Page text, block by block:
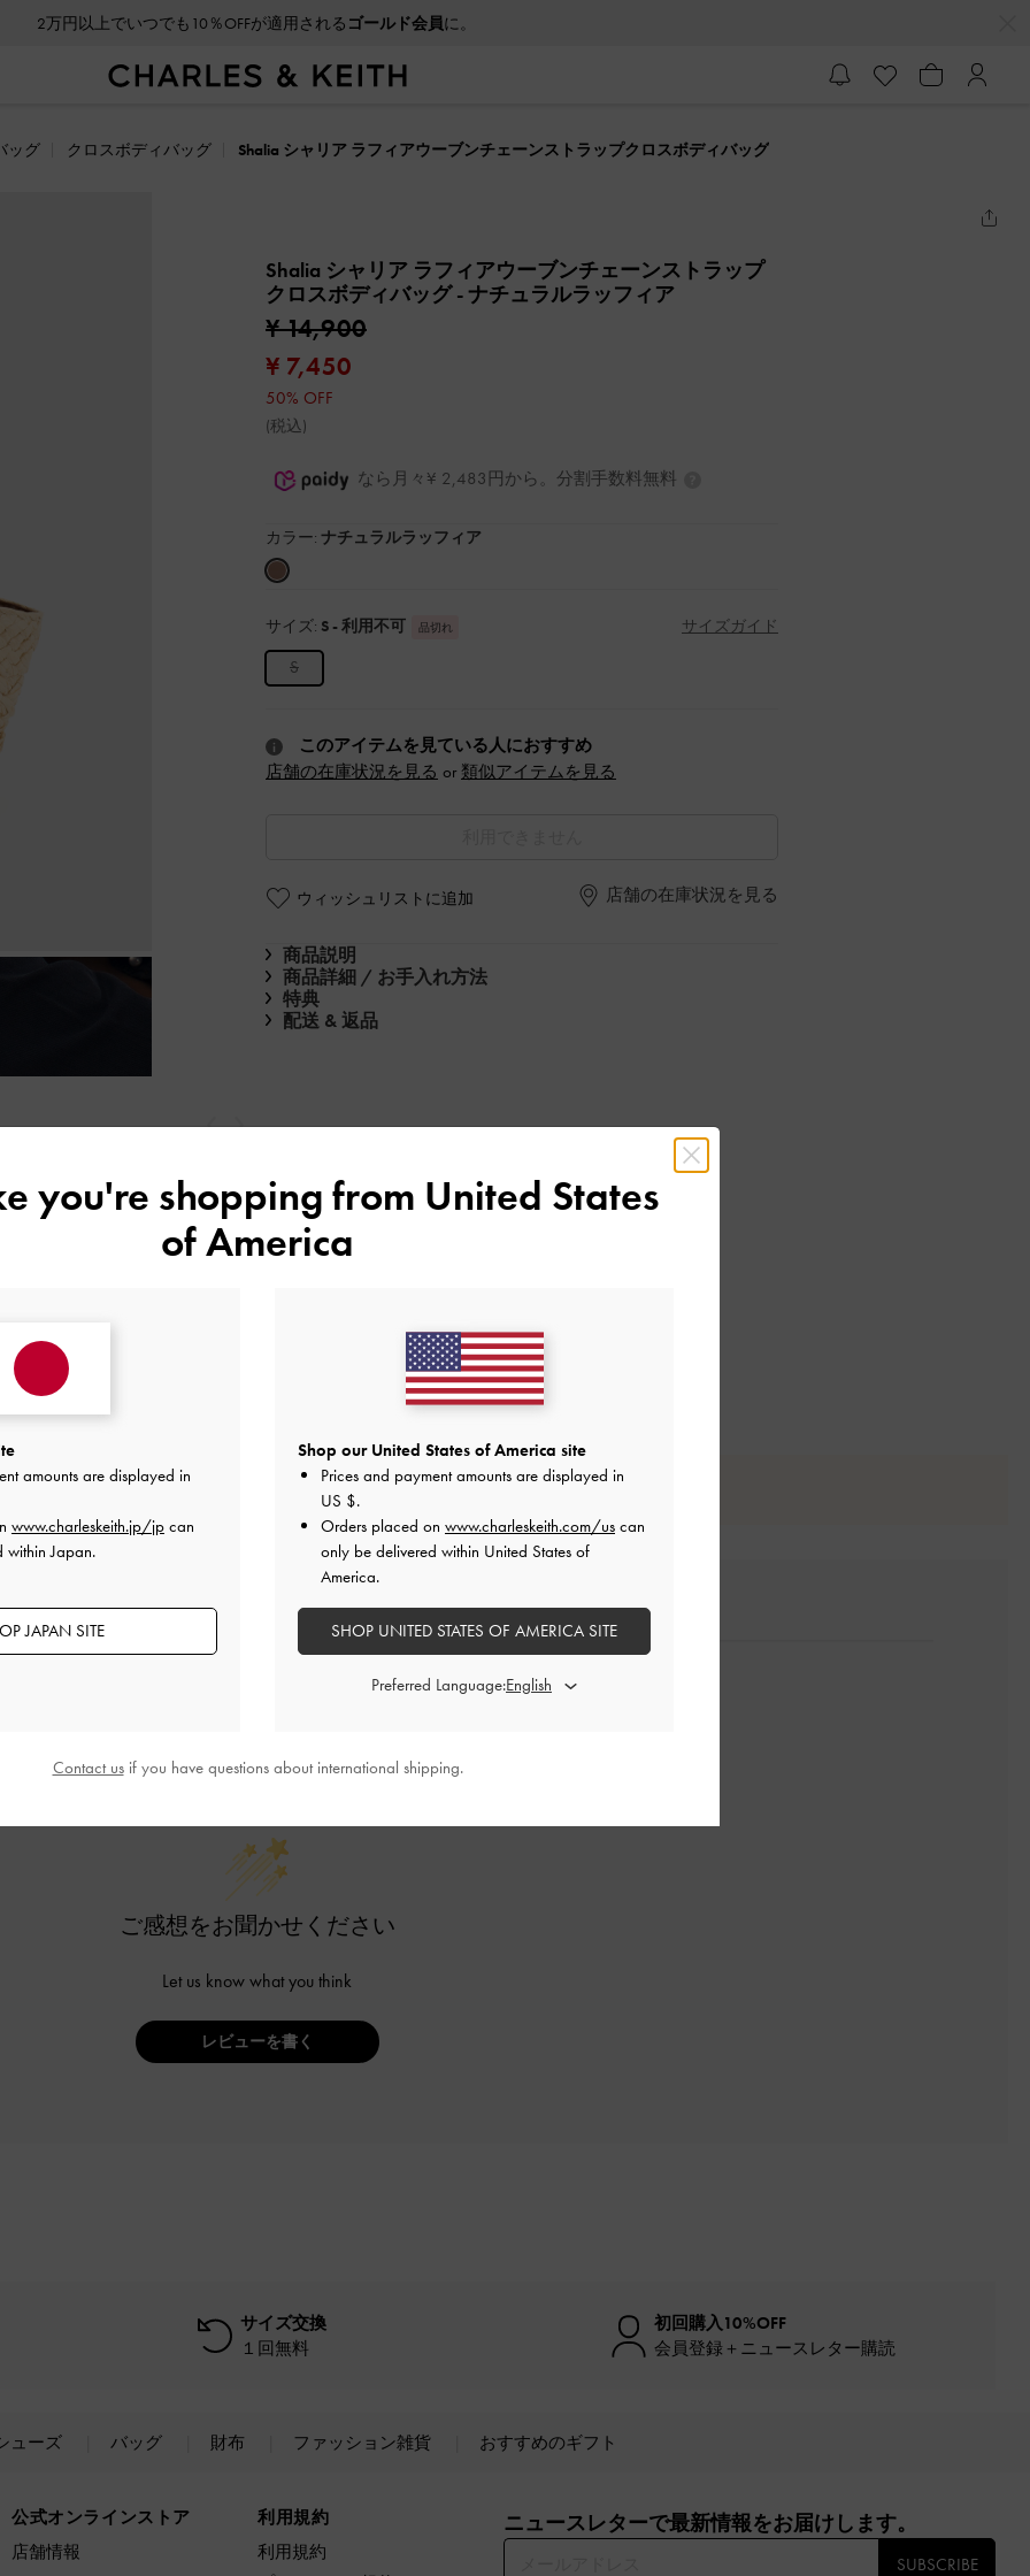
2万円以上でいつでも10％OFFが適用される ゴールド会員に。
ッグ クロスボディバッグ Shalia シャリア ラフィアウーブンチェーンストラップクロスボディバッグ
Shalia シャリア ラフィアウーブンチェーンストラップ
クロスボディバッグ- ナチュラルラッフィア
¥ 14,900
¥ 7,450
50% OFF
(税込)
なら月々¥ 2,483円から。分割手数料無料
カラー: ナチュラルラッフィア
サイズ: S - 利用不可 品切れ サイズガイド
S
このアイテムを見ている人におすすめ
店舗の在庫状況を見る or 類似アイテムを見る
ウィッシュリストに追加 店舗の在庫状況を見る
商品説明
商品詳細 / お手入れ方法
特典
配送 & 返品
戻る次
レビューは購入した方のみ投稿ができます。
ご感想をお聞かせください
Let us know what you think
レビューを書く
サイズ交換
１回無料
初回購入10%OFF
会員登録＋ニュースレター購読
ューズ バッグ 財布 ファッション雑貨 おすすめのギフト
公式オンラインストア
店舗情報
利用規約
利用規約
ニュースレターで最新情報をお届けします。​
SUBSCRIBE
you're shopping from United States
of America
amounts are displayed in
www.charleskeith.jp/jp can
within Japan.
JAPAN SITE
Shop our United States of America site
Prices and payment amounts are displayed in
US $.
Orders placed on www.charleskeith.com/us can
only be delivered within United States of
America.
SHOP UNITED STATES OF AMERICA SITE
Preferred Language:
Contact usif you have questions about international shipping.